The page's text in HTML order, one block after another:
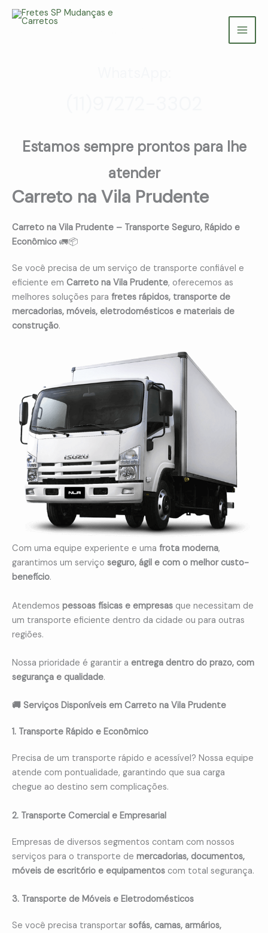
para
Estamos sempre prontos para lhe
atender
Carreto na Vila Prudente
Carreto na Vila Prudente – Transporte Seguro, Rápido e
Econômico 🚛📦
Se você precisa de um serviço de transporte confiável e
eficiente em Carreto na Vila Prudente, oferecemos as
melhores soluções para fretes rápidos, transporte de
mercadorias, móveis, eletrodomésticos e materiais de
construção.
Com uma equipe experiente e uma frota moderna,
garantimos um serviço seguro, ágil e com o melhor custo-
benefício.
Atendemos pessoas físicas e empresas que necessitam de
um transporte eficiente dentro da cidade ou para outras
regiões.
Nossa prioridade é garantir a entrega dentro do prazo, com
segurança e qualidade.
🚚 Serviços Disponíveis em Carreto na Vila Prudente
1. Transporte Rápido e Econômico
Precisa de um transporte rápido e acessível? Nossa equipe
atende com pontualidade, garantindo que sua carga
chegue ao destino sem complicações.
2. Transporte Comercial e Empresarial
Empresas de diversos segmentos contam com nossos
serviços para o transporte de mercadorias, documentos,
móveis de escritório e equipamentos com total segurança.
3. Transporte de Móveis e Eletrodomésticos
Se você precisa transportar sofás, camas, armários,